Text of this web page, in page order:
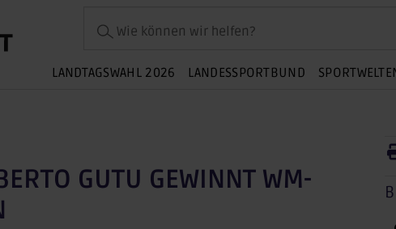
Wie können wir helfen?
LANDTAGSWAHL 2026 LANDESSPORTBUND
GUTU GEWINNT WM-